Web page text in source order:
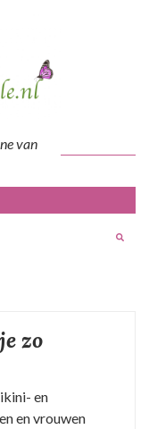
van
zo
en
en vrouwen